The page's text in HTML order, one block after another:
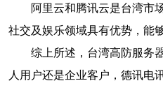
阿里云和腾讯云是台湾市
社交及娱乐领域具有优势，能
综上所述，台湾高防服务
人用户还是企业客户，德讯电